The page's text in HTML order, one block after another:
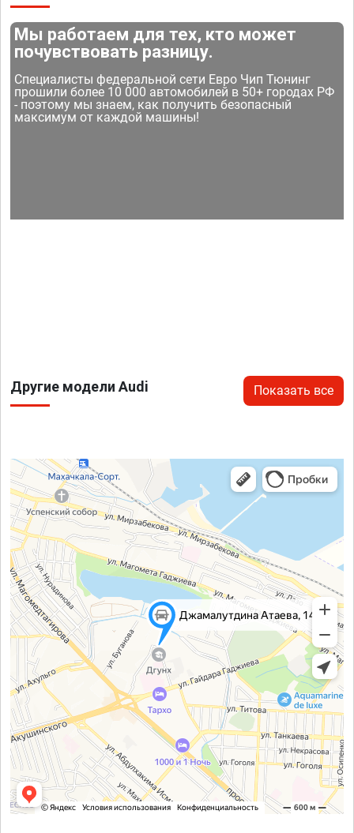
Мы работаем для тех, кто может
почувствовать разницу.
Специалисты федеральной сети Евро Чип Тюнинг
прошили более 10 000 автомобилей в 50+ городах РФ
- поэтому мы знаем, как получить безопасный
максимум от каждой машины!
Другие модели Audi Показать все